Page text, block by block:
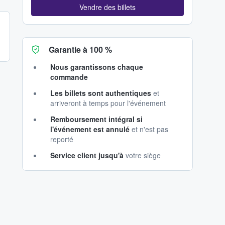
Vendre des billets
Garantie à 100 %
Nous garantissons chaque
commande
Les billets sont authentiques et
arriveront à temps pour l'événement
Remboursement intégral si
l'événement est annulé et n'est pas
reporté
Service client jusqu'à votre siège